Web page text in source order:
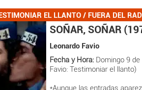
EL LLANTO / FUERA DEL
SOÑAR, SOÑAR
Leonardo Favio
Fecha y Hora: Domingo 9
Favio: Testimoniar el llanto)
*Aunque las entradas